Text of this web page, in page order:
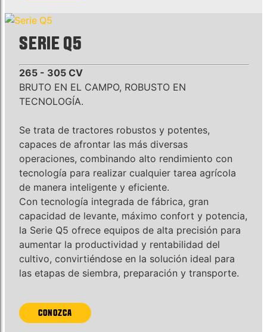
SERIE Q5
265 - 305 CV
BRUTO EN EL CAMPO, ROBUSTO EN
TECNOLOGÍA.
Se trata de tractores robustos y potentes,
capaces de afrontar las más diversas
operaciones, combinando alto rendimiento con
tecnología para realizar cualquier tarea agrícola
de manera inteligente y eficiente.
Con tecnología integrada de fábrica, gran
capacidad de levante, máximo confort y potencia,
la Serie Q5 ofrece equipos de alta precisión para
aumentar la productividad y rentabilidad del
cultivo, convirtiéndose en la solución ideal para
las etapas de siembra, preparación y transporte.
CONOZCA